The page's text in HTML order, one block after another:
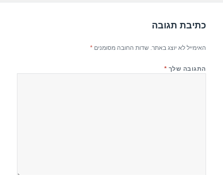
כתיבת תגובה
האימייל לא יוצג באתר. שדות החובה מסומנים*
התגובה שלך *